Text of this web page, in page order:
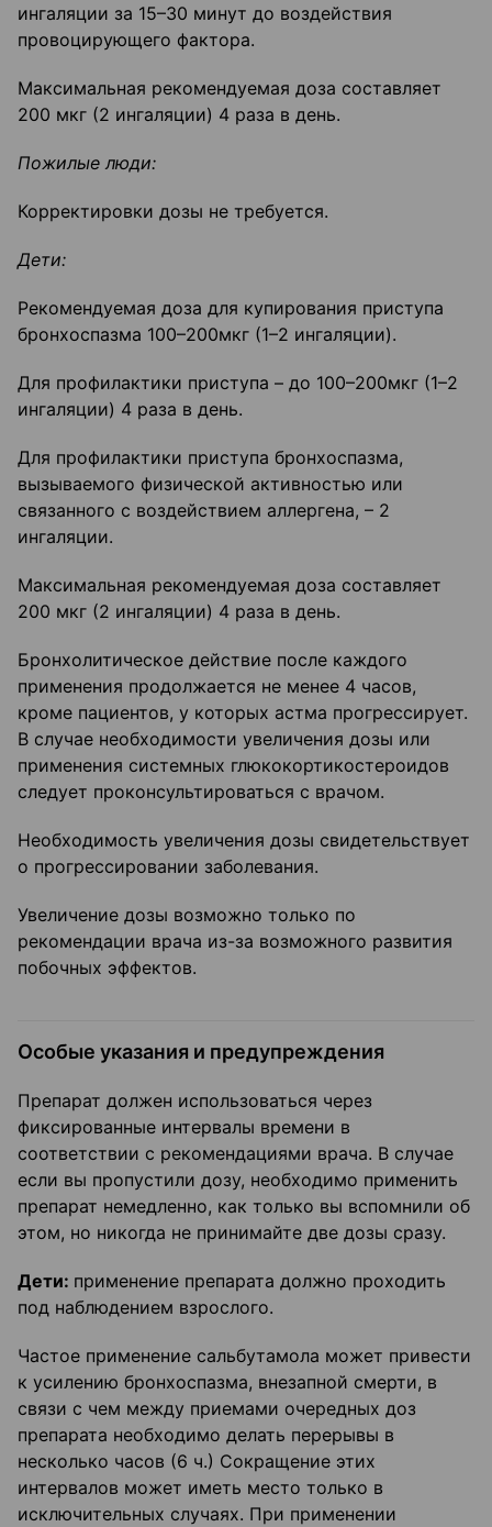
ингаляции за 15–30 минут до воздействия
провоцирующего фактора.
Максимальная рекомендуемая доза составляет
200 мкг (2 ингаляции) 4 раза в день.
Пожилые люди:
Корректировки дозы не требуется.
Дети:
Рекомендуемая доза для купирования приступа
бронхоспазма 100–200мкг (1–2 ингаляции).
Для профилактики приступа – до 100–200мкг (1–2
ингаляции) 4 раза в день.
Для профилактики приступа бронхоспазма,
вызываемого физической активностью или
связанного с воздействием аллергена, – 2
ингаляции.
Максимальная рекомендуемая доза составляет
200 мкг (2 ингаляции) 4 раза в день.
Бронхолитическое действие после каждого
применения продолжается не менее 4 часов,
кроме пациентов, у которых астма прогрессирует.
В случае необходимости увеличения дозы или
применения системных глюкокортикостероидов
следует проконсультироваться с врачом.
Необходимость увеличения дозы свидетельствует
о прогрессировании заболевания.
Увеличение дозы возможно только по
рекомендации врача из-за возможного развития
побочных эффектов.
Особые указания и предупреждения
Препарат должен использоваться через
фиксированные интервалы времени в
соответствии с рекомендациями врача. В случае
если вы пропустили дозу, необходимо применить
препарат немедленно, как только вы вспомнили об
этом, но никогда не принимайте две дозы сразу.
Дети: применение препарата должно проходить
под наблюдением взрослого.
Частое применение сальбутамола может привести
к усилению бронхоспазма, внезапной смерти, в
связи с чем между приемами очередных доз
препарата необходимо делать перерывы в
несколько часов (6 ч.) Сокращение этих
интервалов может иметь место только в
исключительных случаях. При применении